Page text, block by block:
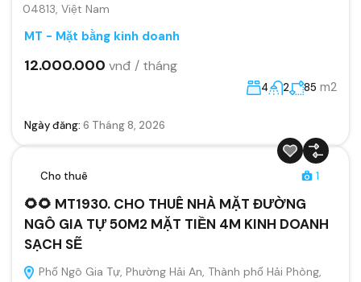
04813, Việt Nam
MT - Mặt bằng kinh doanh
12.000.000 vnđ / tháng
4 2 85 m2
Ngày đăng: 6 Tháng 8, 2026
Cho thuê 1
🌻🌻 MT1930. CHO THUÊ NHÀ MẶT ĐƯỜNG
NGÔ GIA TỰ 50M2 MẶT TIỀN 4M KINH DOANH
SẠCH SẼ
Phố Ngô Gia Tự, Phường Hải An, Thành phố Hải Phòng,